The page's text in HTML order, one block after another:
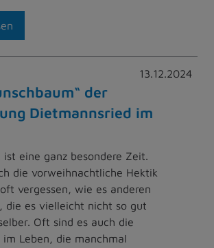
13.12.2024
der
Dietmannsried im
ist eine ganz besondere Zeit.
die vorweihnachtliche Hektik
vergessen, wie es anderen
die es vielleicht nicht so gut
Oft sind es auch die
im Leben, die manchmal